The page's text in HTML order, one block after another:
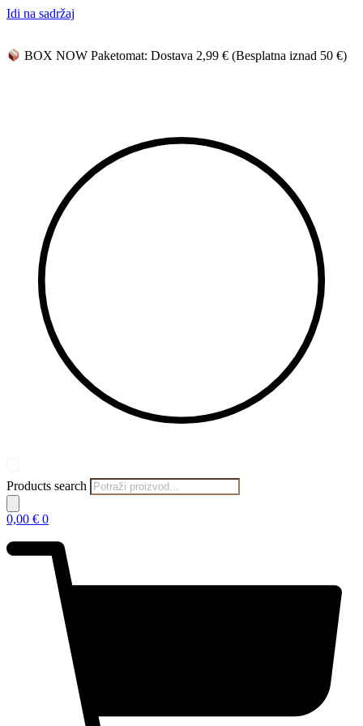
Idi na sadržaj
BOX NOW Paketomat: Dostava 2,99 € (Besplatna iznad 50 €)
Products search
0,00 € 0